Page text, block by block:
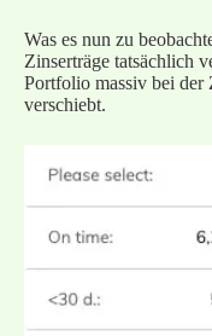
Was es nun zu
Zinserträge tatsächlich
Portfolio massiv bei der
verschiebt.